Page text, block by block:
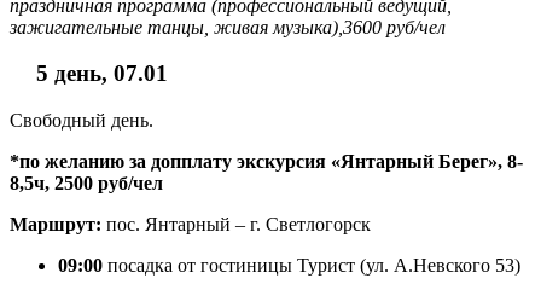
праздничная программа (профессиональный ведущий,
зажигательные танцы, живая музыка),3600 руб/чел
5 день, 07.01
Свободный день.
*по желанию за допплату экскурсия «Янтарный Берег», 8-
8,5ч, 2500 руб/чел
Маршрут: пос. Янтарный – г. Светлогорск
09:00 посадка от гостиницы Турист (ул. А.Невского 53)